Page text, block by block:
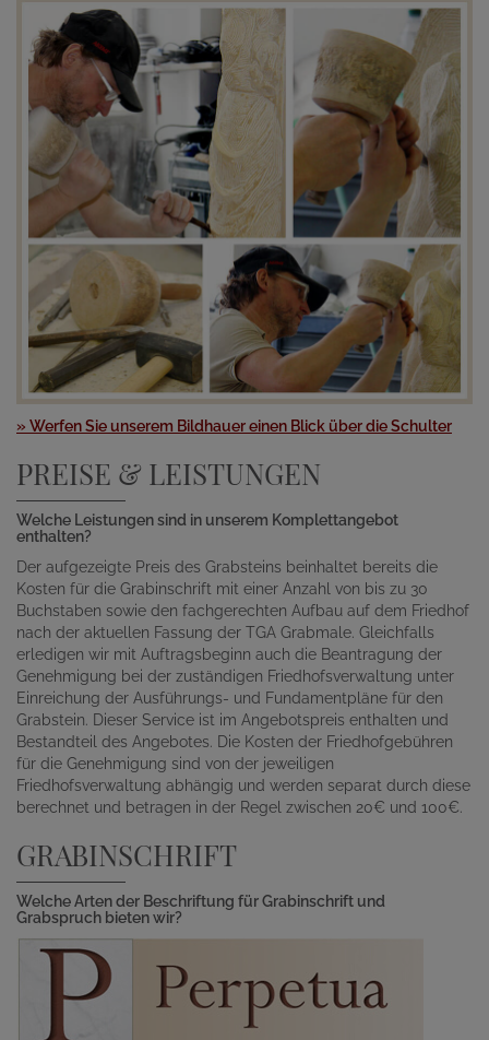
» Werfen Sie unserem Bildhauer einen Blick über die Schulter
PREISE & LEISTUNGEN
Welche Leistungen sind in unserem Komplettangebot
enthalten?
Der aufgezeigte Preis des Grabsteins beinhaltet bereits die
Kosten für die Grabinschrift mit einer Anzahl von bis zu 30
Buchstaben sowie den fachgerechten Aufbau auf dem Friedhof
nach der aktuellen Fassung der TGA Grabmale. Gleichfalls
erledigen wir mit Auftragsbeginn auch die Beantragung der
Genehmigung bei der zuständigen Friedhofsverwaltung unter
Einreichung der Ausführungs- und Fundamentpläne für den
Grabstein. Dieser Service ist im Angebotspreis enthalten und
Bestandteil des Angebotes. Die Kosten der Friedhofgebühren
für die Genehmigung sind von der jeweiligen
Friedhofsverwaltung abhängig und werden separat durch diese
berechnet und betragen in der Regel zwischen 20€ und 100€.
GRABINSCHRIFT
Welche Arten der Beschriftung für Grabinschrift und
Grabspruch bieten wir?